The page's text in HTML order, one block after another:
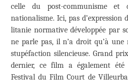
celle du post-communisme et
nationalisme. Ici, pas d’expression
litanie normative développée par
ne parle pas, il n’a droit qu’à
stupéfaction silencieuse. Grand
dernier, ce film a également été
Festival du Film Court de